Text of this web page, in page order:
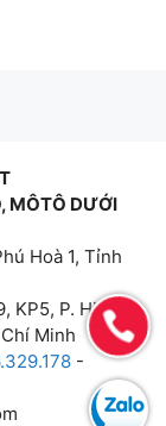
MÔTÔ DƯỚI
Hoà 1, Tỉnh
KP5, P. Hiệp
Minh
-